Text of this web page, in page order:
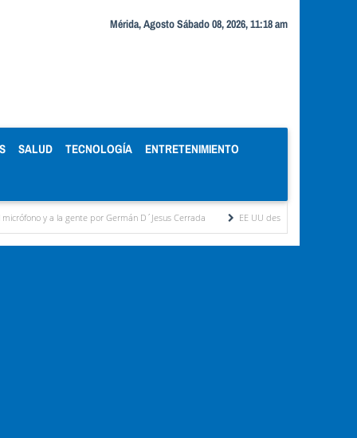
Mérida, Agosto Sábado 08, 2026, 11:18 am
SALUD TECNOLOGÍA ENTRETENIMIENTO
gente por Germán D´Jesus Cerrada EE UU destinará 1.000 millones de dólares